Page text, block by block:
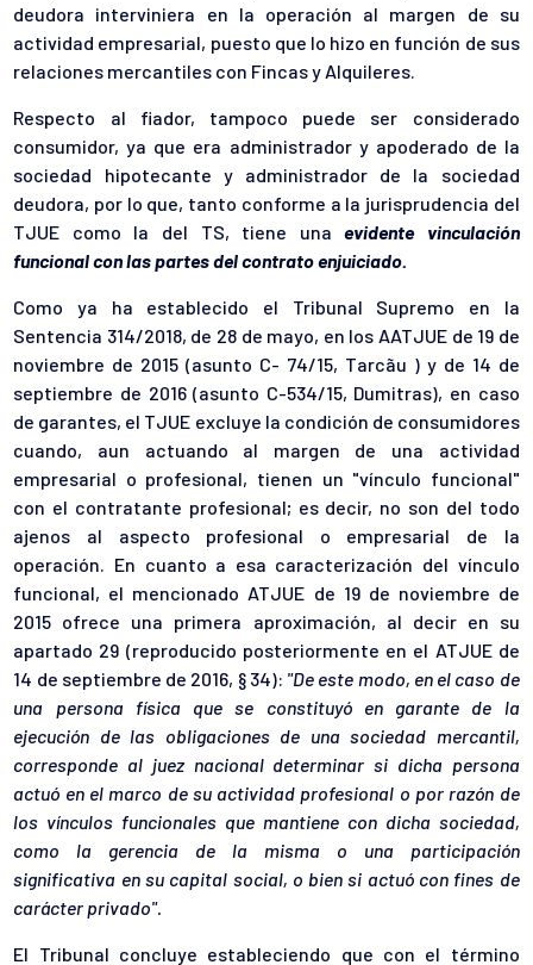
deudora interviniera en la operación al margen de su
actividad empresarial, puesto que lo hizo en función de sus
relaciones mercantiles con Fincas y Alquileres.
Respecto al fiador, tampoco puede ser considerado
consumidor, ya que era administrador y apoderado de la
sociedad hipotecante y administrador de la sociedad
deudora, por lo que, tanto conforme a la jurisprudencia del
TJUE como la del TS, tiene unaevidente vinculación
funcional con las partes del contrato enjuiciado.
Como ya ha establecido el Tribunal Supremo en la
Sentencia 314/2018, de 28 de mayo, en los AATJUE de 19 de
noviembre de 2015 (asunto C- 74/15, Tarcãu ) y de 14 de
septiembre de 2016 (asunto C-534/15, Dumitras), en caso
de garantes, el TJUE excluye la condición de consumidores
cuando, aun actuando al margen de una actividad
empresarial o profesional, tienen un "vínculo funcional"
con el contratante profesional; es decir, no son del todo
ajenos al aspecto profesional o empresarial de la
operación. En cuanto a esa caracterización del vínculo
funcional, el mencionado ATJUE de 19 de noviembre de
2015 ofrece una primera aproximación, al decir en su
apartado 29 (reproducido posteriormente en el ATJUE de
14 de septiembre de 2016, § 34): "De este modo, en el caso de
una persona física que se constituyó en garante de la
ejecución de las obligaciones de una sociedad mercantil,
corresponde al juez nacional determinar si dicha persona
actuó en el marco de su actividad profesional o por razón de
los vínculos funcionales que mantiene con dicha sociedad,
como la gerencia de la misma o una participación
significativa en su capital social, o bien si actuó con fines de
carácter privado".
El Tribunal concluye estableciendo que con el término